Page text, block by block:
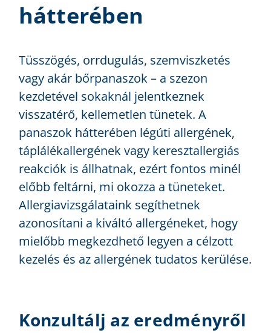
hátterében
Tüsszögés, orrdugulás, szemviszketés
vagy akár bőrpanaszok – a szezon
kezdetével sokaknál jelentkeznek
visszatérő, kellemetlen tünetek. A
panaszok hátterében légúti allergének,
táplálékallergének vagy keresztallergiás
reakciók is állhatnak, ezért fontos minél
előbb feltárni, mi okozza a tüneteket.
Allergiavizsgálataink segíthetnek
azonosítani a kiváltó allergéneket, hogy
mielőbb megkezdhető legyen a célzott
kezelés és az allergének tudatos kerülése.
Konzultálj az eredményről